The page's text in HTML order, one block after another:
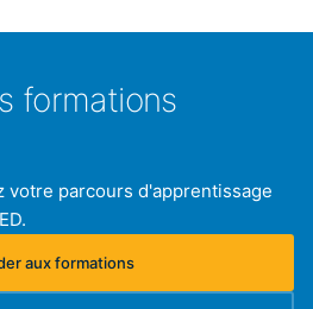
formations
votre parcours d'apprentissage
aux formations
(s'ouvre dans un nouvel onglet)